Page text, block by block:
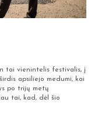
tai vienintelis festivalis, į
apsiliejo medumi, kai
po trijų metų
tai, kad, dėl šio